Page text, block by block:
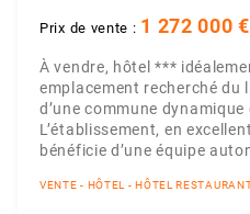
Prix de vente : 1 272 000 €
À vendre, hôtel ***
emplacement recherché
d’une commune
L’établissement, en
bénéficie d’une équipe
VENTE - HÔTEL - HÔTEL